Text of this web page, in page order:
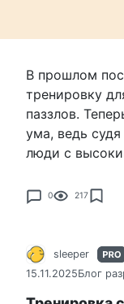
В прошлом
тренировку
паззлов.
ума, ведь
люди с
0 217
sleeper
15.11.2025Блог